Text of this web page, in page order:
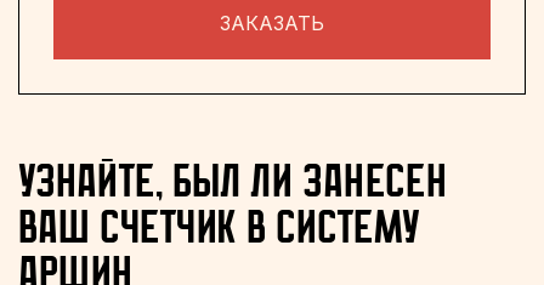
ЗАКАЗАТЬ
узнайте, был ли занесен
ваш счетчик в систему